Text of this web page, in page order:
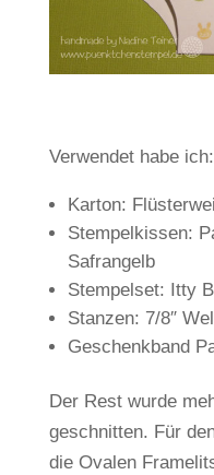
Verwendet habe ich:
Karton:
Stempelkissen:
Safrangelb
Stempelset: Itty
Stanzen: 7/8″
Geschenkband
Der Rest wurde
geschnitten. Für
die Ovalen